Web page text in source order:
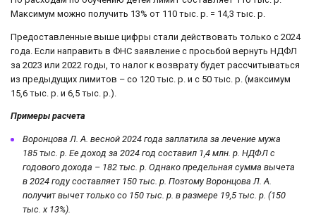
Максимум можно получить 13% от 110 тыс. р. = 14,3 тыс. р.
Предоставленные выше цифры стали действовать только с 2024
года. Если направить в ФНС заявление с просьбой вернуть НДФЛ
за 2023 или 2022 годы, то налог к возврату будет рассчитываться
из предыдущих лимитов – со 120 тыс. р. и с 50 тыс. р. (максимум
15,6 тыс. р. и 6,5 тыс. р.).
Примеры расчета
Воронцова Л. А. весной 2024 года заплатила за лечение мужа
185 тыс. р. Ее доход за 2024 год составил 1,4 млн. р. НДФЛ с
годового дохода – 182 тыс. р. Однако предельная сумма вычета
в 2024 году составляет 150 тыс. р. Поэтому Воронцова Л. А.
получит вычет только со 150 тыс. р. в размере 19,5 тыс. р. (150
тыс. х 13%).